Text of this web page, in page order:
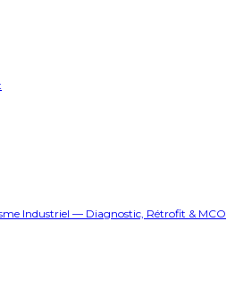
Industriel — Diagnostic, Rétrofit & MCO